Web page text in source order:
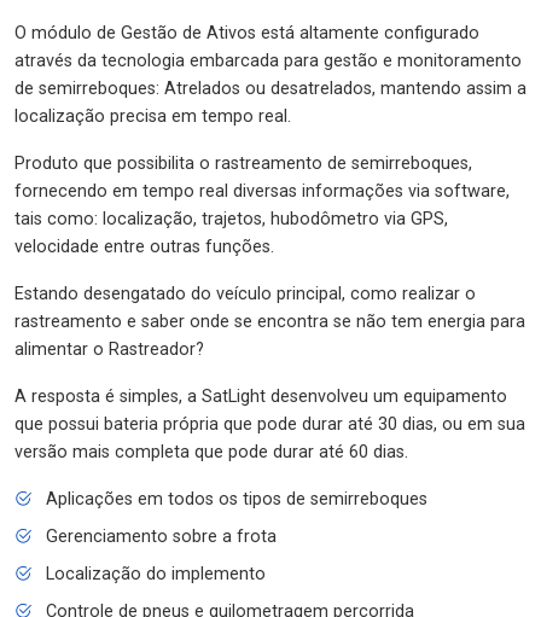
O módulo de Gestão de Ativos está altamente configurado
através da tecnologia embarcada para gestão e monitoramento
de semirreboques: Atrelados ou desatrelados, mantendo assim a
localização precisa em tempo real.
Produto que possibilita o rastreamento de semirreboques,
fornecendo em tempo real diversas informações via software,
tais como: localização, trajetos, hubodômetro via GPS,
velocidade entre outras funções.
Estando desengatado do veículo principal, como realizar o
rastreamento e saber onde se encontra se não tem energia para
alimentar o Rastreador?
A resposta é simples, a SatLight desenvolveu um equipamento
que possui bateria própria que pode durar até 30 dias, ou em sua
versão mais completa que pode durar até 60 dias.
Aplicações em todos os tipos de semirreboques
Gerenciamento sobre a frota
Localização do implemento
Controle de pneus e quilometragem percorrida